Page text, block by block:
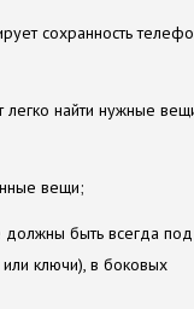
сохранность
найти нужные
вещи;
должны быть всегда под
или ключи), в боковых